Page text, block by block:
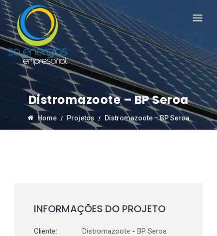
Distromazoote – BP Seroa
Home Projetos Distromazoote – BP Seroa
INFORMAÇÕES DO PROJETO
Cliente: Distromazoote - BP Seroa